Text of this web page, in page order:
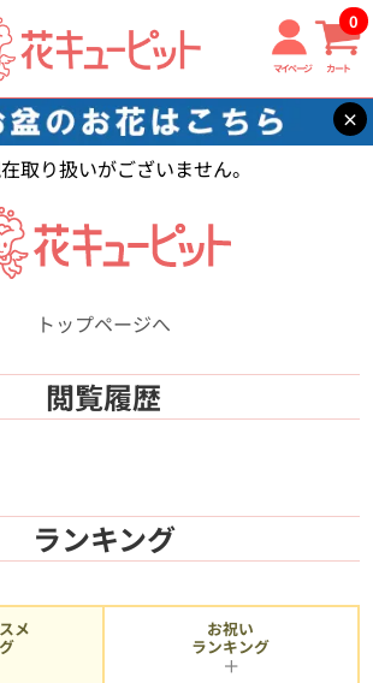
マイページ カート
0
×
【】
取り扱いがございません。
トップページへ
閲覧履歴
ランキング
メ お祝い
ランキング